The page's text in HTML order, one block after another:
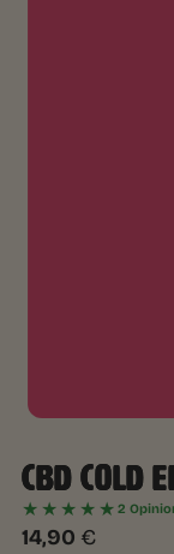
CBD COLD
★★★★★2
14,90 €